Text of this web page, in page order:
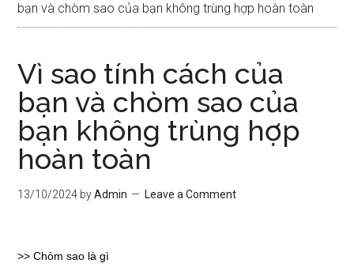
bạn và chòm sao của bạn không trùng hợp hoàn toàn
Vì sao tính cách của
bạn và chòm sao của
bạn không trùng hợp
hoàn toàn
13/10/2024 byAdmin Leave a Comment
>>Chòm sao là gì